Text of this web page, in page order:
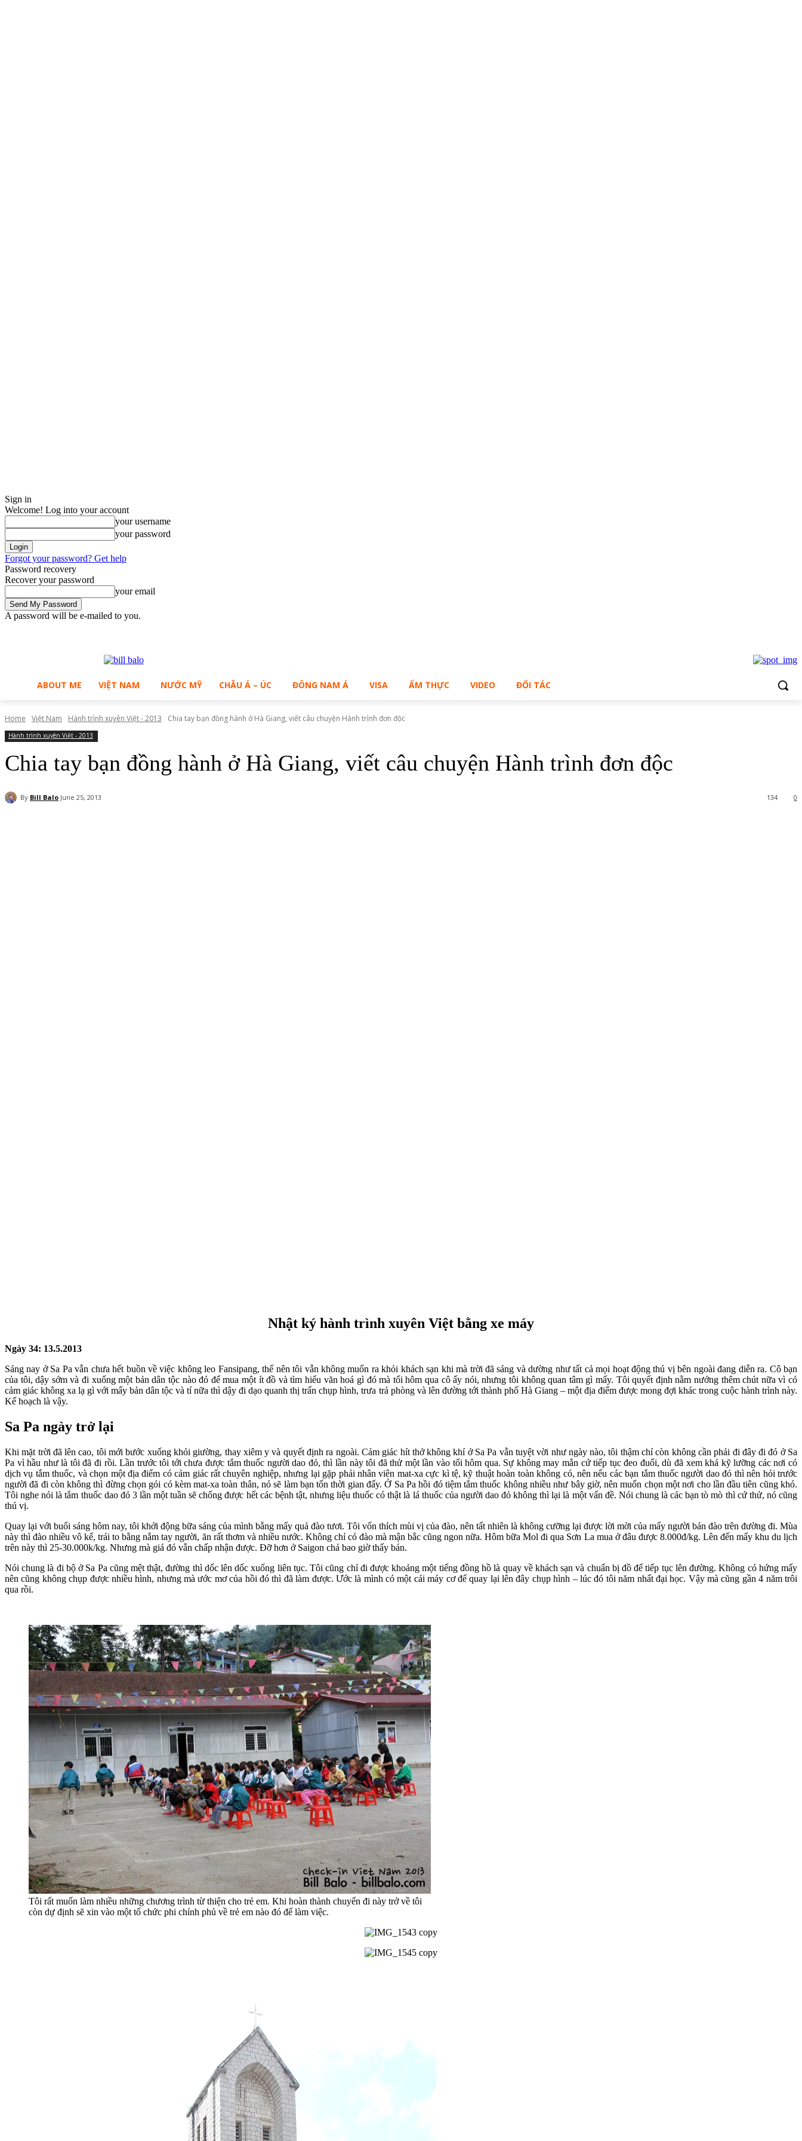
Sign in
Welcome! Log into your account
your username
your password
Forgot your password? Get help
Password recovery
Recover your password
your email
A password will be e-mailed to you.
ABOUT ME VIỆT NAM NƯỚC MỸ CHÂU Á – ÚC ĐÔNG NAM Á VISA ẨM THỰC VIDEO ĐỐI TÁC
Home Việt Nam Hành trình xuyên Việt - 2013 Chia tay bạn đồng hành ở Hà Giang, viết câu chuyện Hành trình đơn độc
Hành trình xuyên Việt - 2013
Chia tay bạn đồng hành ở Hà Giang, viết câu chuyện Hành trình đơn độc
By Bill Balo June 25, 2013 0
134
Nhật ký hành trình xuyên Việt bằng xe máy
Ngày 34: 13.5.2013
Sáng nay ở Sa Pa vẫn chưa hết buồn về việc không leo Fansipang, thế nên tôi vẫn không muốn ra khỏi khách sạn khi mà trời đã sáng và dường như tất cả mọi hoạt động thú vị bên ngoài đang diễn ra. Cô bạn
của tôi, dậy sớm và đi xuống một bản dân tộc nào đó để mua một ít đồ và tìm hiểu văn hoá gì đó mà tối hôm qua cô ấy nói, nhưng tôi không quan tâm gì mấy. Tôi quyết định nằm nướng thêm chút nữa vì có
cảm giác không xa lạ gì với mấy bản dân tộc và tí nữa thì dậy đi dạo quanh thị trấn chụp hình, trưa trả phòng và lên đường tới thành phố Hà Giang – một địa điểm được mong đợi khác trong cuộc hành trình này.
Kế hoạch là vậy.
Sa Pa ngày trở lại
Khi mặt trời đã lên cao, tôi mới bước xuống khỏi giường, thay xiêm y và quyết định ra ngoài. Cảm giác hít thở không khí ở Sa Pa vẫn tuyệt vời như ngày nào, tôi thậm chí còn không cần phải đi đây đi đó ở Sa
Pa vì hầu như là tôi đã đi rồi. Lần trước tôi tới chưa được tắm thuốc người dao đỏ, thì lần này tôi đã thử một lần vào tối hôm qua. Sự không may mắn cứ tiếp tục đeo đuổi, dù đã xem khá kỹ lưỡng các nơi có
dịch vụ tắm thuốc, và chọn một địa điểm có cảm giác rất chuyên nghiệp, nhưng lại gặp phải nhân viên mat-xa cực kì tệ, kỹ thuật hoàn toàn không có, nên nếu các bạn tắm thuốc người dao đỏ thì nên hỏi trước
người đã đi còn không thì đừng chọn gói có kèm mat-xa toàn thân, nó sẽ làm bạn tốn thời gian đấy. Ở Sa Pa hồi đó tiệm tắm thuốc không nhiều như bây giờ, nên muốn chọn một nơi cho lần đầu tiên cũng khó.
Tôi nghe nói là tắm thuốc dao đỏ 3 lần một tuần sẽ chống được hết các bệnh tật, nhưng liệu thuốc có thật là lá thuốc của người dao đỏ không thì lại là một vấn đề. Nói chung là các bạn tò mò thì cứ thử, nó cũng
thú vị.
Quay lại với buổi sáng hôm nay, tôi khởi động bữa sáng của mình bằng mấy quả đào tươi. Tôi vốn thích mùi vị của đào, nên tất nhiên là không cưỡng lại được lời mời của mấy người bán đào trên đường đi. Mùa
này thì đào nhiều vô kể, trái to bằng nắm tay người, ăn rất thơm và nhiều nước. Không chỉ có đào mà mận bắc cũng ngon nữa. Hôm bữa Mol đi qua Sơn La mua ở đâu được 8.000đ/kg. Lên đến mấy khu du lịch
trên này thì 25-30.000k/kg. Nhưng mà giá đó vẫn chấp nhận được. Đỡ hơn ở Saigon chả bao giờ thấy bán.
Nói chung là đi bộ ở Sa Pa cũng mệt thật, đường thì dốc lên dốc xuống liên tục. Tôi cũng chỉ đi được khoảng một tiếng đồng hồ là quay về khách sạn và chuẩn bị đồ để tiếp tục lên đường. Không có hứng mấy
nên cũng không chụp được nhiều hình, nhưng mà ước mơ của hồi đó thì đã làm được. Ước là mình có một cái máy cơ để quay lại lên đây chụp hình – lúc đó tôi năm nhất đại học. Vậy mà cũng gần 4 năm trôi
qua rồi.
Tôi rất muốn làm nhiều những chương trình từ thiện cho trẻ em. Khi hoàn thành chuyến đi này trở về tôi
còn dự định sẽ xin vào một tổ chức phi chính phủ về trẻ em nào đó để làm việc.